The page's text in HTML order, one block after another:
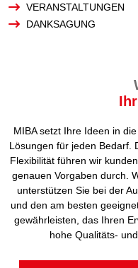
VERANSTALTUNGEN
DANKSAGUNG
MIBA setzt Ihre Ideen in
Lösungen für jeden Bedarf.
Flexibilität führen wir
genauen Vorgaben durch.
unterstützen Sie bei der
und den am besten
gewährleisten, das Ihren
hohe Qualitäts-